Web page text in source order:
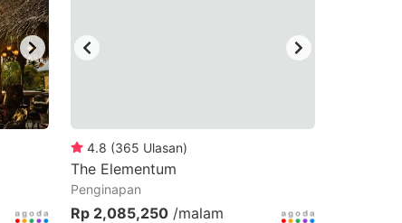
4.8 (365 Ulasan)
The Elementum
Penginapan
Rp 2,085,250 /malam